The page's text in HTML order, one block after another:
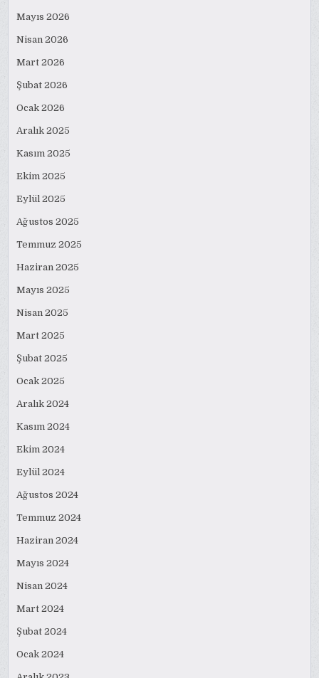
Mayıs 2026
Nisan 2026
Mart 2026
Şubat 2026
Ocak 2026
Aralık 2025
Kasım 2025
Ekim 2025
Eylül 2025
Ağustos 2025
Temmuz 2025
Haziran 2025
Mayıs 2025
Nisan 2025
Mart 2025
Şubat 2025
Ocak 2025
Aralık 2024
Kasım 2024
Ekim 2024
Eylül 2024
Ağustos 2024
Temmuz 2024
Haziran 2024
Mayıs 2024
Nisan 2024
Mart 2024
Şubat 2024
Ocak 2024